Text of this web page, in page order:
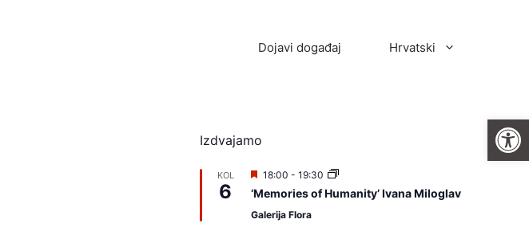
Dojavi događaj Hrvatski
Izdvajamo
KOL
6
I
z
d
v
18:00 - 19:30
‘Memories of Humanity’ Ivana Miloglav
Galerija Flora